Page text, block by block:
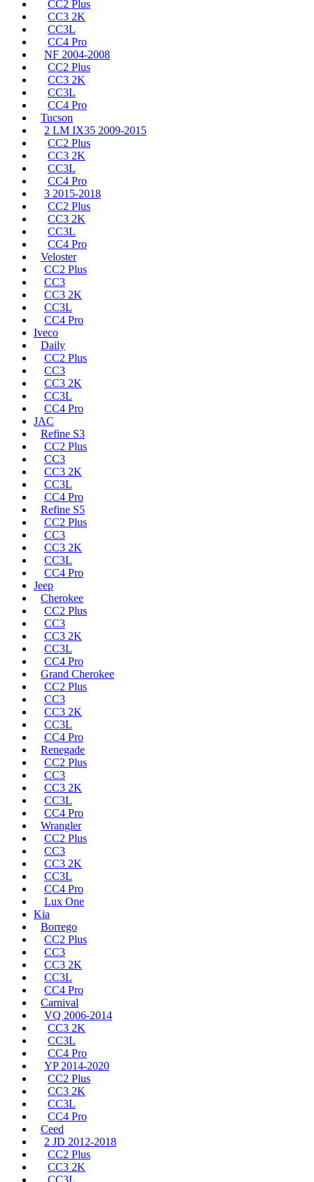
CC2 Plus
CC3 2K
CC3L
CC4 Pro
NF 2004-2008
CC2 Plus
CC3 2K
CC3L
CC4 Pro
Tucson
2 LM IX35 2009-2015
CC2 Plus
CC3 2K
CC3L
CC4 Pro
3 2015-2018
CC2 Plus
CC3 2K
CC3L
CC4 Pro
Veloster
CC2 Plus
CC3
CC3 2K
CC3L
CC4 Pro
Iveco
Daily
CC2 Plus
CC3
CC3 2K
CC3L
CC4 Pro
JAC
Refine S3
CC2 Plus
CC3
CC3 2K
CC3L
CC4 Pro
Refine S5
CC2 Plus
CC3
CC3 2K
CC3L
CC4 Pro
Jeep
Cherokee
CC2 Plus
CC3
CC3 2K
CC3L
CC4 Pro
Grand Cherokee
CC2 Plus
CC3
CC3 2K
CC3L
CC4 Pro
Renegade
CC2 Plus
CC3
CC3 2K
CC3L
CC4 Pro
Wrangler
CC2 Plus
CC3
CC3 2K
CC3L
CC4 Pro
Lux One
Kia
Borrego
CC2 Plus
CC3
CC3 2K
CC3L
CC4 Pro
Carnival
VQ 2006-2014
CC3 2K
CC3L
CC4 Pro
YP 2014-2020
CC2 Plus
CC3 2K
CC3L
CC4 Pro
Ceed
2 JD 2012-2018
CC2 Plus
CC3 2K
CC3L